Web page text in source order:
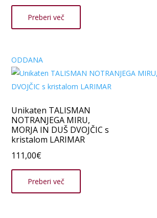
Preberi več
ODDANA
Unikaten TALISMAN
NOTRANJEGA MIRU,
MORJA IN DUŠ DVOJČIC s
kristalom LARIMAR
111,00€
Preberi več